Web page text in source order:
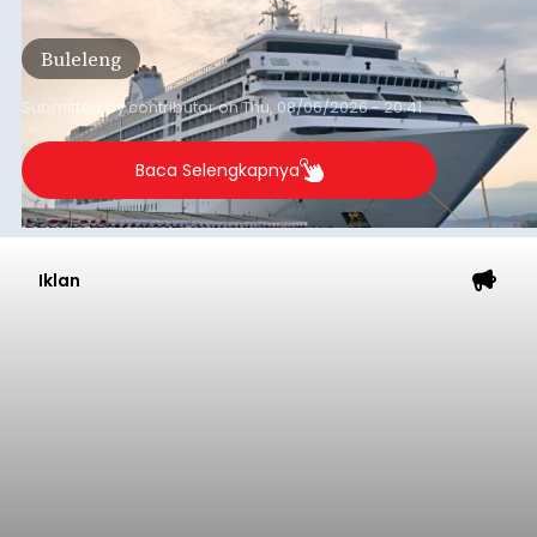
dari arus kapal yang mencapai 1,48 juta Gross
Tonnage (GT), atau tumbuh 12,4 persen
dibandingkan periode yang sama tahun lalu
yang tercatat sebesar 1,32 juta GT.
Buleleng
Submitted bycontributoronThu, 08/06/2026 - 20:41
Baca Selengkapnya
Iklan